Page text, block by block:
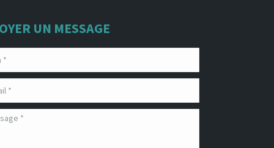
UN MESSAGE